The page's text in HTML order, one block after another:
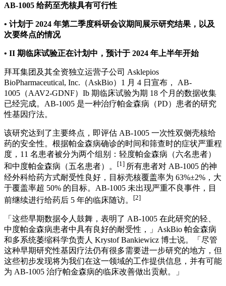
AB-1005 给药至壳核具有可行性
• 计划于 2024 年第二季度科研会议期间展示研究结果，以及
次要终点的情况
• II 期临床试验正在计划中，预计于 2024 年上半年开始
拜耳集团及其全资独立运营子公司 Asklepios
BioPharmaceutical, Inc.（AskBio）1 月 4 日宣布， AB-
1005（AAV2-GDNF）Ib 期临床试验为期 18 个月的数据收集
已经完成。AB-1005 是一种治疗帕金森病（PD）患者的研究
性基因疗法。
该研究达到了主要终点，即评估 AB-1005 一次性双侧壳核给
药的安全性。根据帕金森病确诊的时间和筛查时的症状严重程
度，11 名患者被分为两个组别：轻度帕金森病（六名患者）
和中度帕金森病（五名患者）。
[1] 所有患者对 AB-1005 的神
经外科给药方式耐受性良好，目标壳核覆盖率为 63%±2%，大
于覆盖率超 50% 的目标。AB-1005 未出现严重不良事件，目
前继续进行给药后 5 年的临床随访。
[2]
「这些早期数据令人鼓舞，表明了 AB-1005 在此研究的轻、
中度帕金森病患者中具有良好的耐受性，」AskBio 帕金森病
和多系统萎缩科学负责人 Krystof Bankiewicz 博士说。「尽管
这种早期研究性基因疗法仍有很多需要进一步研究的地方，但
这些初步发现将为我们在这一领域的工作提供信息，并有可能
为 AB-1005 治疗帕金森病的临床改善做出贡献。」